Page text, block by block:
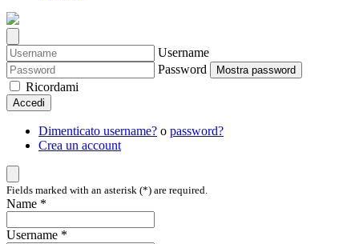
Username
Password
Mostra password
Ricordami
Accedi
Dimenticato username? o password?
Crea un account
Fields marked with an asterisk (*) are required.
Name *
Username *